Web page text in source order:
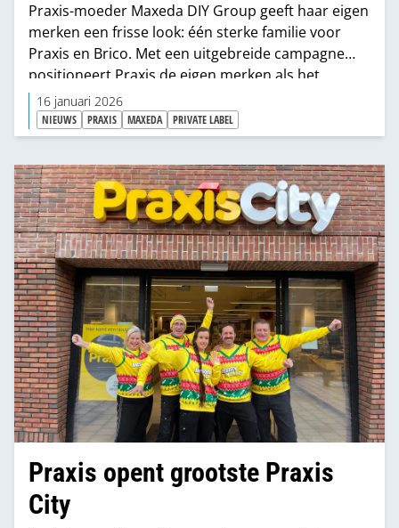
Praxis-moeder Maxeda DIY Group geeft haar eigen
merken een frisse look: één sterke familie voor
Praxis en Brico. Met een uitgebreide campagne
positioneert Praxis de eigen merken als het
startpunt voor elke klus waarbij klanten erop
kunnen vertrouwen dat deze producten altijd
goed én goedkoper zijn.
16 januari 2026
NIEUWS PRAXIS MAXEDA PRIVATE LABEL
Praxis opent grootste Praxis
City